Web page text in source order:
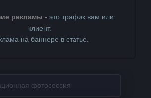
рекламы - это трафик вам или
клиент.
на баннере в статье.
фотосессия